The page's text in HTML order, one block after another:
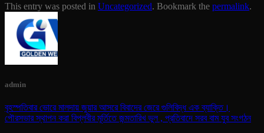
This entry was posted in Uncategorized. Bookmark the permalink.
admin
বৃহস্পতিবার ভোরে মালদায় জুয়ার আসরে বিবাদের জেরে গুলিবিদ্ধ এক ব্যাক্তি।
পৌরসভার স্থাপন করা বিপ্লবীর মূর্তিতে জন্মতারিখ ভুল , প্রতিবাদে সরব বাম যুব সংগঠন